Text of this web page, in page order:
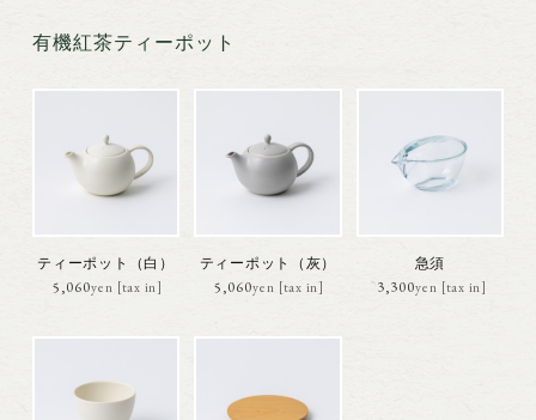
有機紅茶ティーポット
ティーポット（白）
5,060円(税込)
ティーポット（灰）
5,060円(税込)
急須
3,300円(税込)